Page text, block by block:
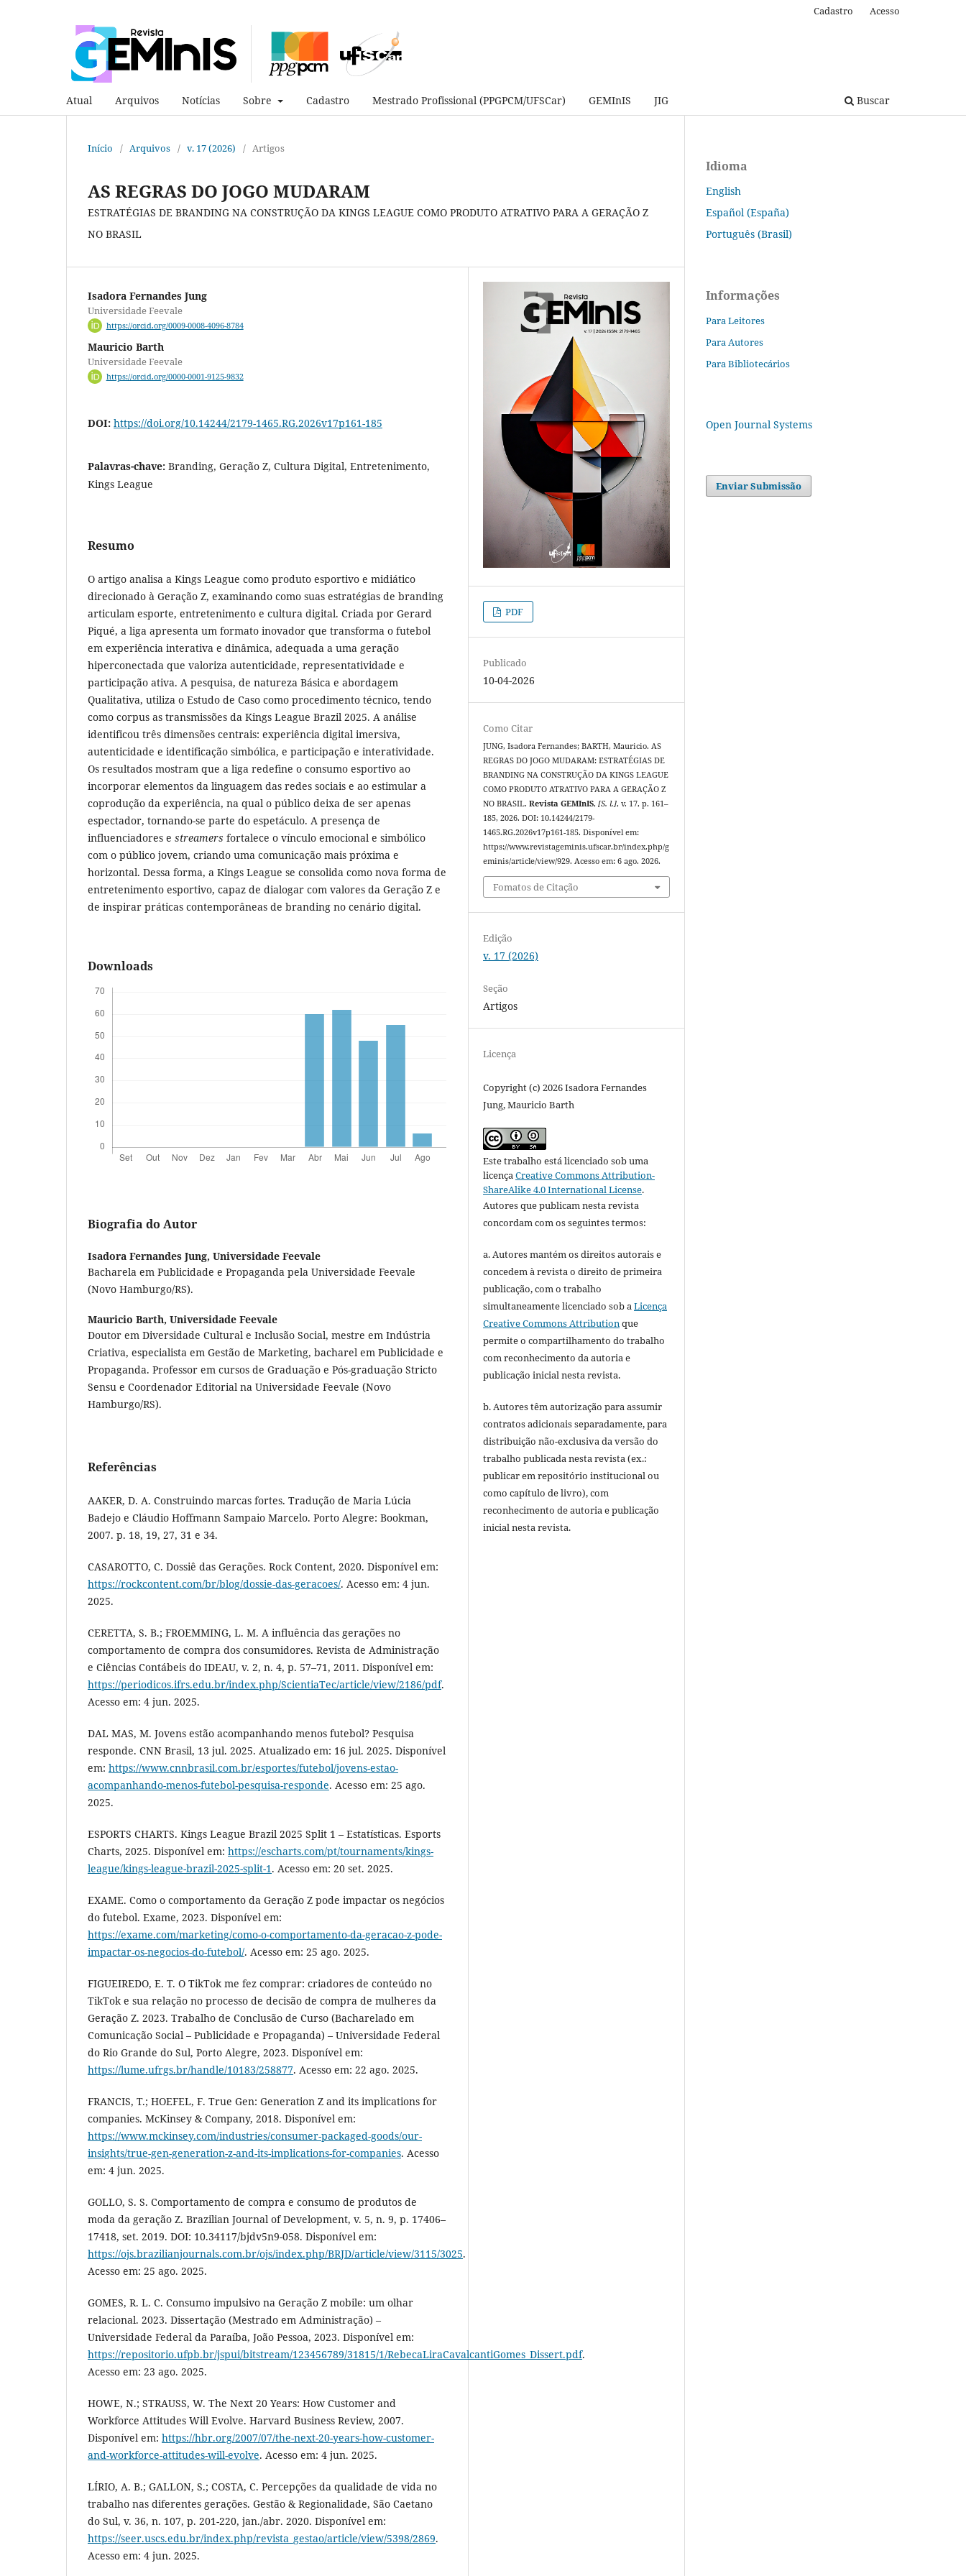
Atual Arquivos Notícias Sobre Cadastro Mestrado Profissional (PPGPCM/UFSCar) GEMInIS JIG Buscar
Cadastro Acesso
Início / Arquivos / v. 17 (2026) / Artigos
AS REGRAS DO JOGO MUDARAM
ESTRATÉGIAS DE BRANDING NA CONSTRUÇÃO DA KINGS LEAGUE COMO PRODUTO ATRATIVO PARA A GERAÇÃO Z
NO BRASIL
Isadora Fernandes Jung
Universidade Feevale
https://orcid.org/0009-0008-4096-8784
Mauricio Barth
Universidade Feevale
https://orcid.org/0000-0001-9125-9832
DOI: https://doi.org/10.14244/2179-1465.RG.2026v17p161-185
Palavras-chave: Branding, Geração Z, Cultura Digital, Entretenimento,
Kings League
Resumo
O artigo analisa a Kings League como produto esportivo e midiático
direcionado à Geração Z, examinando como suas estratégias de branding
articulam esporte, entretenimento e cultura digital. Criada por Gerard
Piqué, a liga apresenta um formato inovador que transforma o futebol
em experiência interativa e dinâmica, adequada a uma geração
hiperconectada que valoriza autenticidade, representatividade e
participação ativa. A pesquisa, de natureza Básica e abordagem
Qualitativa, utiliza o Estudo de Caso como procedimento técnico, tendo
como corpus as transmissões da Kings League Brazil 2025. A análise
identificou três dimensões centrais: experiência digital imersiva,
autenticidade e identificação simbólica, e participação e interatividade.
Os resultados mostram que a liga redefine o consumo esportivo ao
incorporar elementos da linguagem das redes sociais e ao estimular a
coprodução da experiência, na qual o público deixa de ser apenas
espectador, tornando-se parte do espetáculo. A presença de
influenciadores e streamers fortalece o vínculo emocional e simbólico
com o público jovem, criando uma comunicação mais próxima e
horizontal. Dessa forma, a Kings League se consolida como nova forma de
entretenimento esportivo, capaz de dialogar com valores da Geração Z e
de inspirar práticas contemporâneas de branding no cenário digital.
Downloads
Biografia do Autor
Isadora Fernandes Jung, Universidade Feevale
Bacharela em Publicidade e Propaganda pela Universidade Feevale
(Novo Hamburgo/RS).
Mauricio Barth, Universidade Feevale
Doutor em Diversidade Cultural e Inclusão Social, mestre em Indústria
Criativa, especialista em Gestão de Marketing, bacharel em Publicidade e
Propaganda. Professor em cursos de Graduação e Pós-graduação Stricto
Sensu e Coordenador Editorial na Universidade Feevale (Novo
Hamburgo/RS).
Referências
AAKER, D. A. Construindo marcas fortes. Tradução de Maria Lúcia
Badejo e Cláudio Hoffmann Sampaio Marcelo. Porto Alegre: Bookman,
2007. p. 18, 19, 27, 31 e 34.
CASAROTTO, C. Dossiê das Gerações. Rock Content, 2020. Disponível em:
https://rockcontent.com/br/blog/dossie-das-geracoes/. Acesso em: 4 jun.
2025.
CERETTA, S. B.; FROEMMING, L. M. A influência das gerações no
comportamento de compra dos consumidores. Revista de Administração
e Ciências Contábeis do IDEAU, v. 2, n. 4, p. 57–71, 2011. Disponível em:
https://periodicos.ifrs.edu.br/index.php/ScientiaTec/article/view/2186/pdf.
Acesso em: 4 jun. 2025.
DAL MAS, M. Jovens estão acompanhando menos futebol? Pesquisa
responde. CNN Brasil, 13 jul. 2025. Atualizado em: 16 jul. 2025. Disponível
em: https://www.cnnbrasil.com.br/esportes/futebol/jovens-estao-
acompanhando-menos-futebol-pesquisa-responde. Acesso em: 25 ago.
2025.
ESPORTS CHARTS. Kings League Brazil 2025 Split 1 – Estatísticas. Esports
Charts, 2025. Disponível em: https://escharts.com/pt/tournaments/kings-
league/kings-league-brazil-2025-split-1. Acesso em: 20 set. 2025.
EXAME. Como o comportamento da Geração Z pode impactar os negócios
do futebol. Exame, 2023. Disponível em:
https://exame.com/marketing/como-o-comportamento-da-geracao-z-pode-
impactar-os-negocios-do-futebol/. Acesso em: 25 ago. 2025.
FIGUEIREDO, E. T. O TikTok me fez comprar: criadores de conteúdo no
TikTok e sua relação no processo de decisão de compra de mulheres da
Geração Z. 2023. Trabalho de Conclusão de Curso (Bacharelado em
Comunicação Social – Publicidade e Propaganda) – Universidade Federal
do Rio Grande do Sul, Porto Alegre, 2023. Disponível em:
https://lume.ufrgs.br/handle/10183/258877. Acesso em: 22 ago. 2025.
FRANCIS, T.; HOEFEL, F. True Gen: Generation Z and its implications for
companies. McKinsey & Company, 2018. Disponível em:
https://www.mckinsey.com/industries/consumer-packaged-goods/our-
insights/true-gen-generation-z-and-its-implications-for-companies. Acesso
em: 4 jun. 2025.
GOLLO, S. S. Comportamento de compra e consumo de produtos de
moda da geração Z. Brazilian Journal of Development, v. 5, n. 9, p. 17406–
17418, set. 2019. DOI: 10.34117/bjdv5n9-058. Disponível em:
https://ojs.brazilianjournals.com.br/ojs/index.php/BRJD/article/view/3115/3025.
Acesso em: 25 ago. 2025.
GOMES, R. L. C. Consumo impulsivo na Geração Z mobile: um olhar
relacional. 2023. Dissertação (Mestrado em Administração) –
Universidade Federal da Paraíba, João Pessoa, 2023. Disponível em:
https://repositorio.ufpb.br/jspui/bitstream/123456789/31815/1/RebecaLiraCavalcantiGomes_Dissert.pdf.
Acesso em: 23 ago. 2025.
HOWE, N.; STRAUSS, W. The Next 20 Years: How Customer and
Workforce Attitudes Will Evolve. Harvard Business Review, 2007.
Disponível em: https://hbr.org/2007/07/the-next-20-years-how-customer-
and-workforce-attitudes-will-evolve. Acesso em: 4 jun. 2025.
LÍRIO, A. B.; GALLON, S.; COSTA, C. Percepções da qualidade de vida no
trabalho nas diferentes gerações. Gestão & Regionalidade, São Caetano
do Sul, v. 36, n. 107, p. 201-220, jan./abr. 2020. Disponível em:
https://seer.uscs.edu.br/index.php/revista_gestao/article/view/5398/2869.
Acesso em: 4 jun. 2025.
PDF
Publicado
10-04-2026
Como Citar
JUNG, Isadora Fernandes; BARTH, Mauricio. AS
REGRAS DO JOGO MUDARAM: ESTRATÉGIAS DE
BRANDING NA CONSTRUÇÃO DA KINGS LEAGUE
COMO PRODUTO ATRATIVO PARA A GERAÇÃO Z
NO BRASIL.Revista GEMInIS,[S. l.], v. 17, p. 161–
185, 2026. DOI: 10.14244/2179-
1465.RG.2026v17p161-185. Disponível em:
https://www.revistageminis.ufscar.br/index.php/g
eminis/article/view/929. Acesso em: 6 ago. 2026.
Fomatos de Citação
Edição
v. 17 (2026)
Seção
Artigos
Licença
Copyright (c) 2026 Isadora Fernandes
Jung, Mauricio Barth
Este trabalho está licenciado sob uma
licençaCreative Commons Attribution-
ShareAlike 4.0 International License.
Autores que publicam nesta revista
concordam com os seguintes termos:
a. Autores mantém os direitos autorais e
concedem à revista o direito de primeira
publicação, com o trabalho
simultaneamente licenciado sob aLicença
Creative Commons Attributionque
permite o compartilhamento do trabalho
com reconhecimento da autoria e
publicação inicial nesta revista.
b. Autores têm autorização para assumir
contratos adicionais separadamente, para
distribuição não-exclusiva da versão do
trabalho publicada nesta revista (ex.:
publicar em repositório institucional ou
como capítulo de livro), com
reconhecimento de autoria e publicação
inicial nesta revista.
Idioma
English
Español (España)
Português (Brasil)
Informações
Para Leitores
Para Autores
Para Bibliotecários
Open Journal Systems
Enviar Submissão